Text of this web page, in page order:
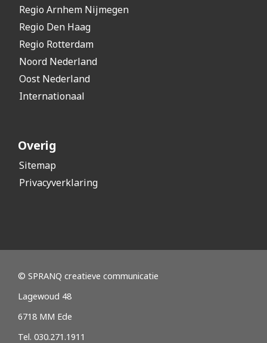
Regio Arnhem Nijmegen
Regio Den Haag
Regio Rotterdam
Noord Nederland
Oost Nederland
Internationaal
Overig
Sitemap
Privacyverklaring
© SPRANQ creatieve communicatie
Lagewoud 48
6718 MM Ede
Tel. 030.271.1911